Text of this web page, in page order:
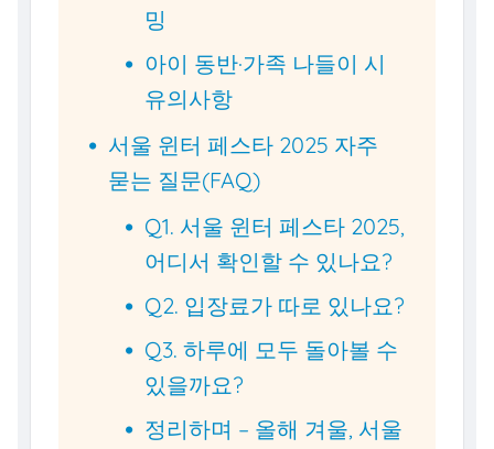
밍
아이 동반·가족 나들이 시
유의사항
서울 윈터 페스타 2025 자주
묻는 질문(FAQ)
Q1. 서울 윈터 페스타 2025,
어디서 확인할 수 있나요?
Q2. 입장료가 따로 있나요?
Q3. 하루에 모두 돌아볼 수
있을까요?
정리하며 – 올해 겨울, 서울